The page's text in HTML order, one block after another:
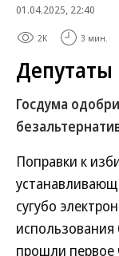
01.04.2025, 22:40
2K 3 мин.
Депутаты
Госдума
Поправки к
сугубо
прошли первое